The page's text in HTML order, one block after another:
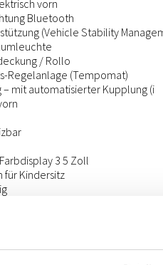
vorn
Bluetooth
(Vehicle Stability
/ Rollo
Regelanlage (Tempomat)
– mit automatisierter Kupplung (i
3 5 Zoll
für Kindersitz
(mattlackiert)